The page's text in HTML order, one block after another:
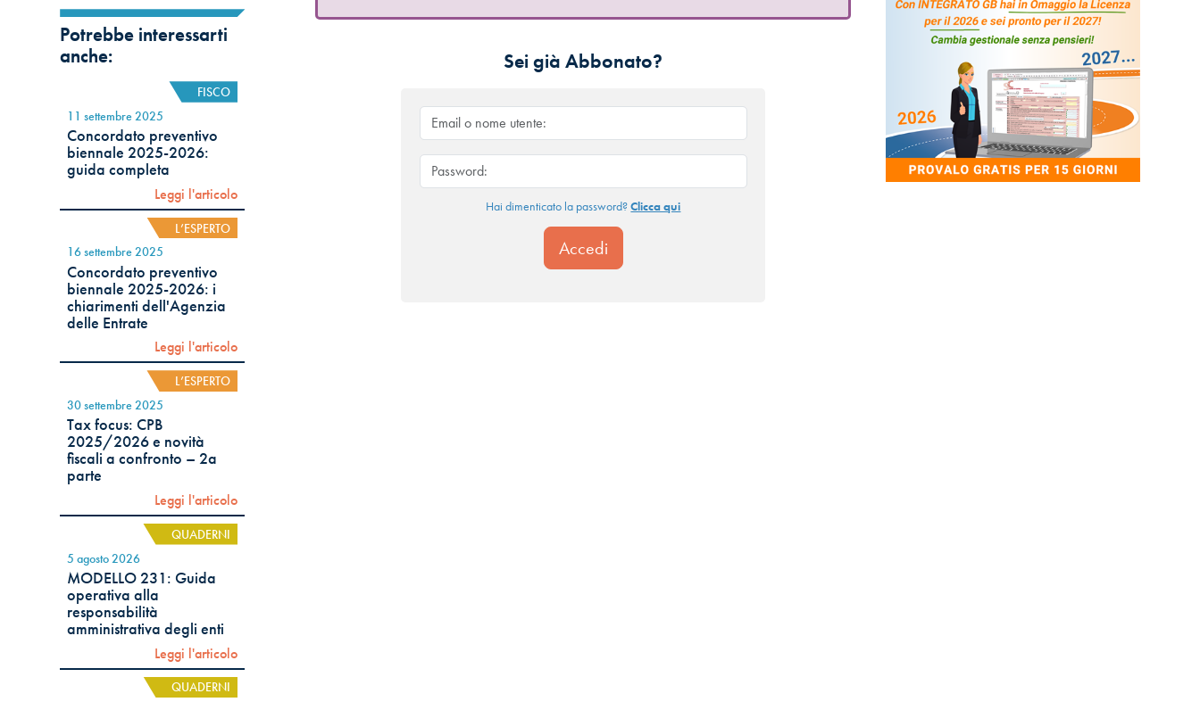
Potrebbe interessarti
anche:
FISCO
11 settembre 2025
Concordato preventivo
biennale 2025-2026:
guida completa
Leggi l'articolo
L’ESPERTO
16 settembre 2025
Concordato preventivo
biennale 2025-2026: i
chiarimenti dell'Agenzia
delle Entrate
Leggi l'articolo
L’ESPERTO
30 settembre 2025
Tax focus: CPB
2025/2026 e novità
fiscali a confronto – 2a
parte
Leggi l'articolo
QUADERNI
5 agosto 2026
MODELLO 231: Guida
operativa alla
responsabilità
amministrativa degli enti
Leggi l'articolo
QUADERNI
Sei già Abbonato?
Hai dimenticato la password?Clicca qui